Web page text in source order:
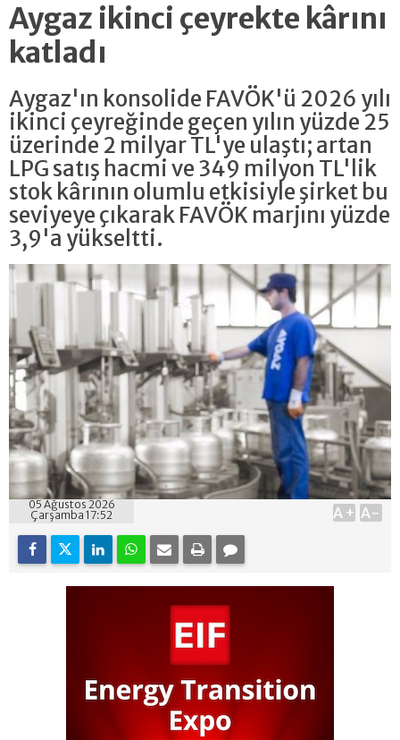
Aygaz ikinci çeyrekte kârını
katladı
Aygaz'ın konsolide FAVÖK'ü 2026 yılı
ikinci çeyreğinde geçen yılın yüzde 25
üzerinde 2 milyar TL'ye ulaştı; artan
LPG satış hacmi ve 349 milyon TL'lik
stok kârının olumlu etkisiyle şirket bu
seviyeye çıkarak FAVÖK marjını yüzde
3,9'a yükseltti.
05 Ağustos 2026
Çarşamba 17:52
A+ A-